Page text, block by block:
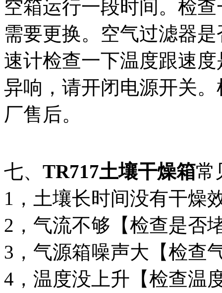
空箱运行一段时间。检
需要更换。空气过滤器
速计检查一下温度跟速
异响，请开闭电源开关
厂售后。
七、 TR717土壤干燥箱常
1，土壤长时间没有干燥
2，气流不够【检查是否
3，气源箱噪声大【检查
4，温度没上升【检查温